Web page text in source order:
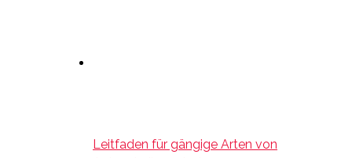
Leitfaden für gängige Arten von